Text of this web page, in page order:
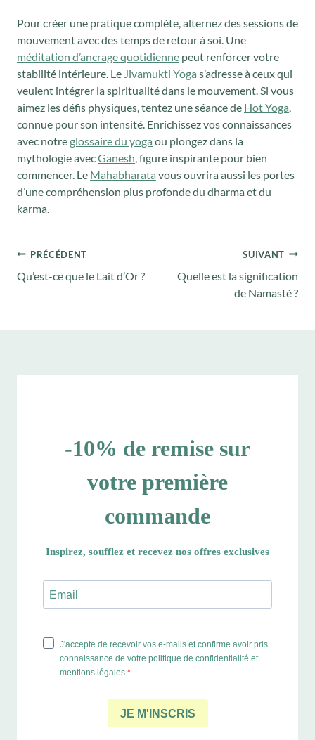
Pour créer une pratique complète, alternez des sessions de
mouvement avec des temps de retour à soi. Une
méditation d’ancrage quotidienne peut renforcer votre
stabilité intérieure. Le Jivamukti Yoga s’adresse à ceux qui
veulent intégrer la spiritualité dans le mouvement. Si vous
aimez les défis physiques, tentez une séance de Hot Yoga
connue pour son intensité. Enrichissez vos connaissances
avec notre glossaire du yoga ou plongez dans la
mythologie avecGanesh , figure inspirante pour bien
commencer. Le Mahabharata vous ouvrira aussi les portes
d’une compréhension plus profonde du dharma et du
karma.
Navigation
de
PRÉCÉDENT
Qu’est-ce que le Lait d’Or ?
SUIVANT
Quelle est la signification
de Namasté ?